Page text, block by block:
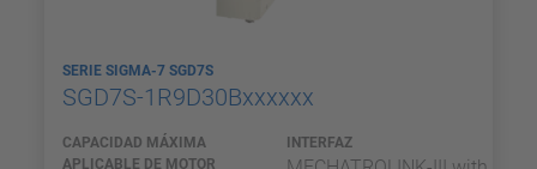
SERIE SIGMA-7 SGD7S
SGD7S-1R9D30Bxxxxxx
CAPACIDAD MÁXIMA
APLICABLE DE MOTOR
INTERFAZ